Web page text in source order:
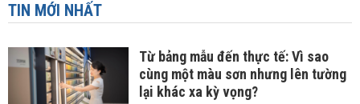
TIN MỚI NHẤT
Từ bảng mẫu đến thực tế: Vì sao
cùng một màu sơn nhưng lên tường
lại khác xa kỳ vọng?